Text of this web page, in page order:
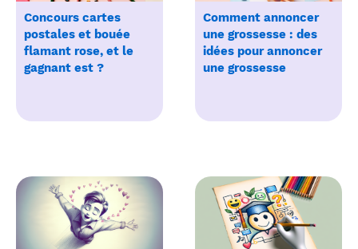
Concours cartes
postales et bouée
flamant rose, et le
gagnant est ?
Comment annoncer
une grossesse : des
idées pour annoncer
une grossesse